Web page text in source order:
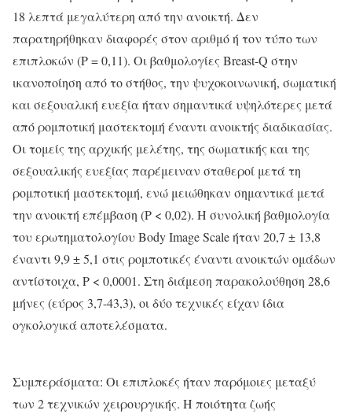
18 λεπτά μεγαλύτερη από την ανοικτή. Δεν
παρατηρήθηκαν διαφορές στον αριθμό ή τον τύπο των
επιπλοκών (P = 0,11). Οι βαθμολογίες Breast-Q στην
ικανοποίηση από το στήθος, την ψυχοκοινωνική, σωματική
και σεξουαλική ευεξία ήταν σημαντικά υψηλότερες μετά
από ρομποτική μαστεκτομή έναντι ανοικτής διαδικασίας.
Οι τομείς της αρχικής μελέτης, της σωματικής και της
σεξουαλικής ευεξίας παρέμειναν σταθεροί μετά τη
ρομποτική μαστεκτομή, ενώ μειώθηκαν σημαντικά μετά
την ανοικτή επέμβαση (P < 0,02). Η συνολική βαθμολογία
του ερωτηματολογίου Body Image Scale ήταν 20,7 ± 13,8
έναντι 9,9 ± 5,1 στις ρομποτικές έναντι ανοικτών ομάδων
αντίστοιχα, P < 0,0001. Στη διάμεση παρακολούθηση 28,6
μήνες (εύρος 3,7-43,3), οι δύο τεχνικές είχαν ίδια
ογκολογικά αποτελέσματα.
Συμπεράσματα: Οι επιπλοκές ήταν παρόμοιες μεταξύ
των 2 τεχνικών χειρουργικής. Η ποιότητα ζωής